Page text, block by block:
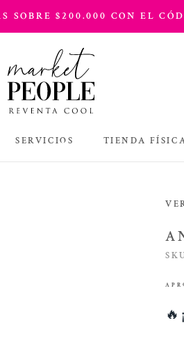
SOBRE $200.000 CON EL
SERVICIOS
TIENDA
🔥